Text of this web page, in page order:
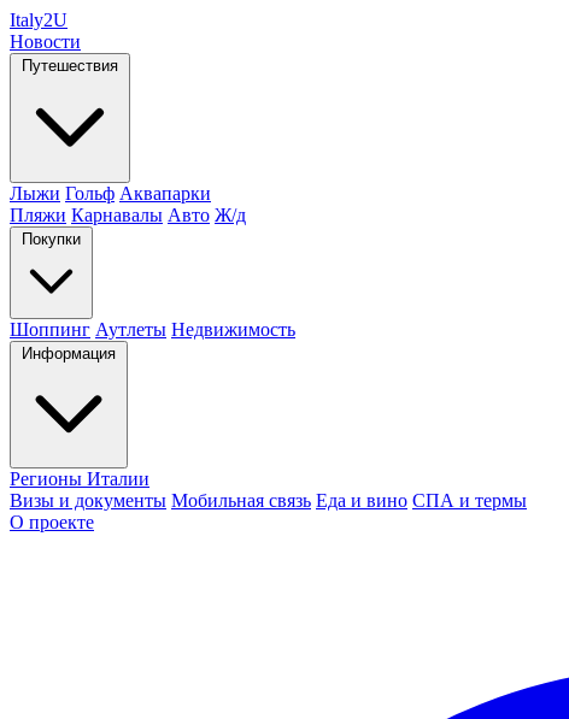
Italy2U
Новости
Путешествия
Лыжи Гольф Аквапарки
Пляжи Карнавалы Авто Ж/д
Покупки
Шоппинг Аутлеты Недвижимость
Информация
Регионы Италии
Визы и документы Мобильная связь Еда и вино СПА и термы
О проекте